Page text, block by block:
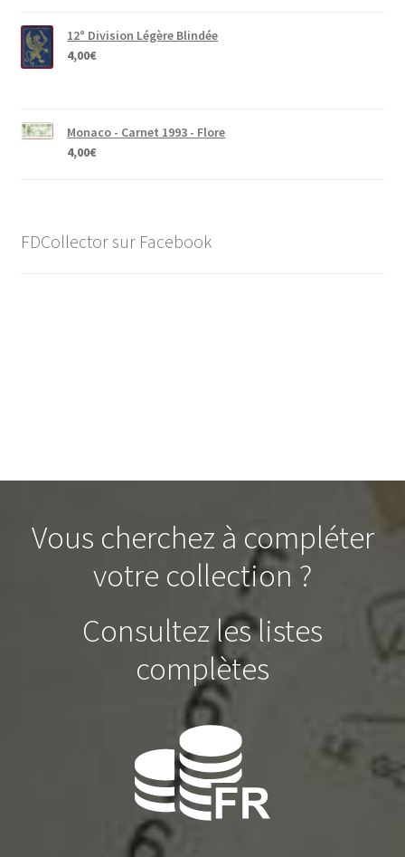
12° Division Légère Blindée
4,00€
Monaco - Carnet 1993 - Flore
4,00€
FDCollector sur Facebook
Vous cherchez à compléter
votre collection ?
Consultez les listes
complètes